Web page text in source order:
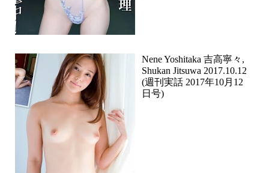
Nene Yoshitaka 吉高寧々,
Shukan Jitsuwa 2017.10.12
(週刊実話 2017年10月12
日号)